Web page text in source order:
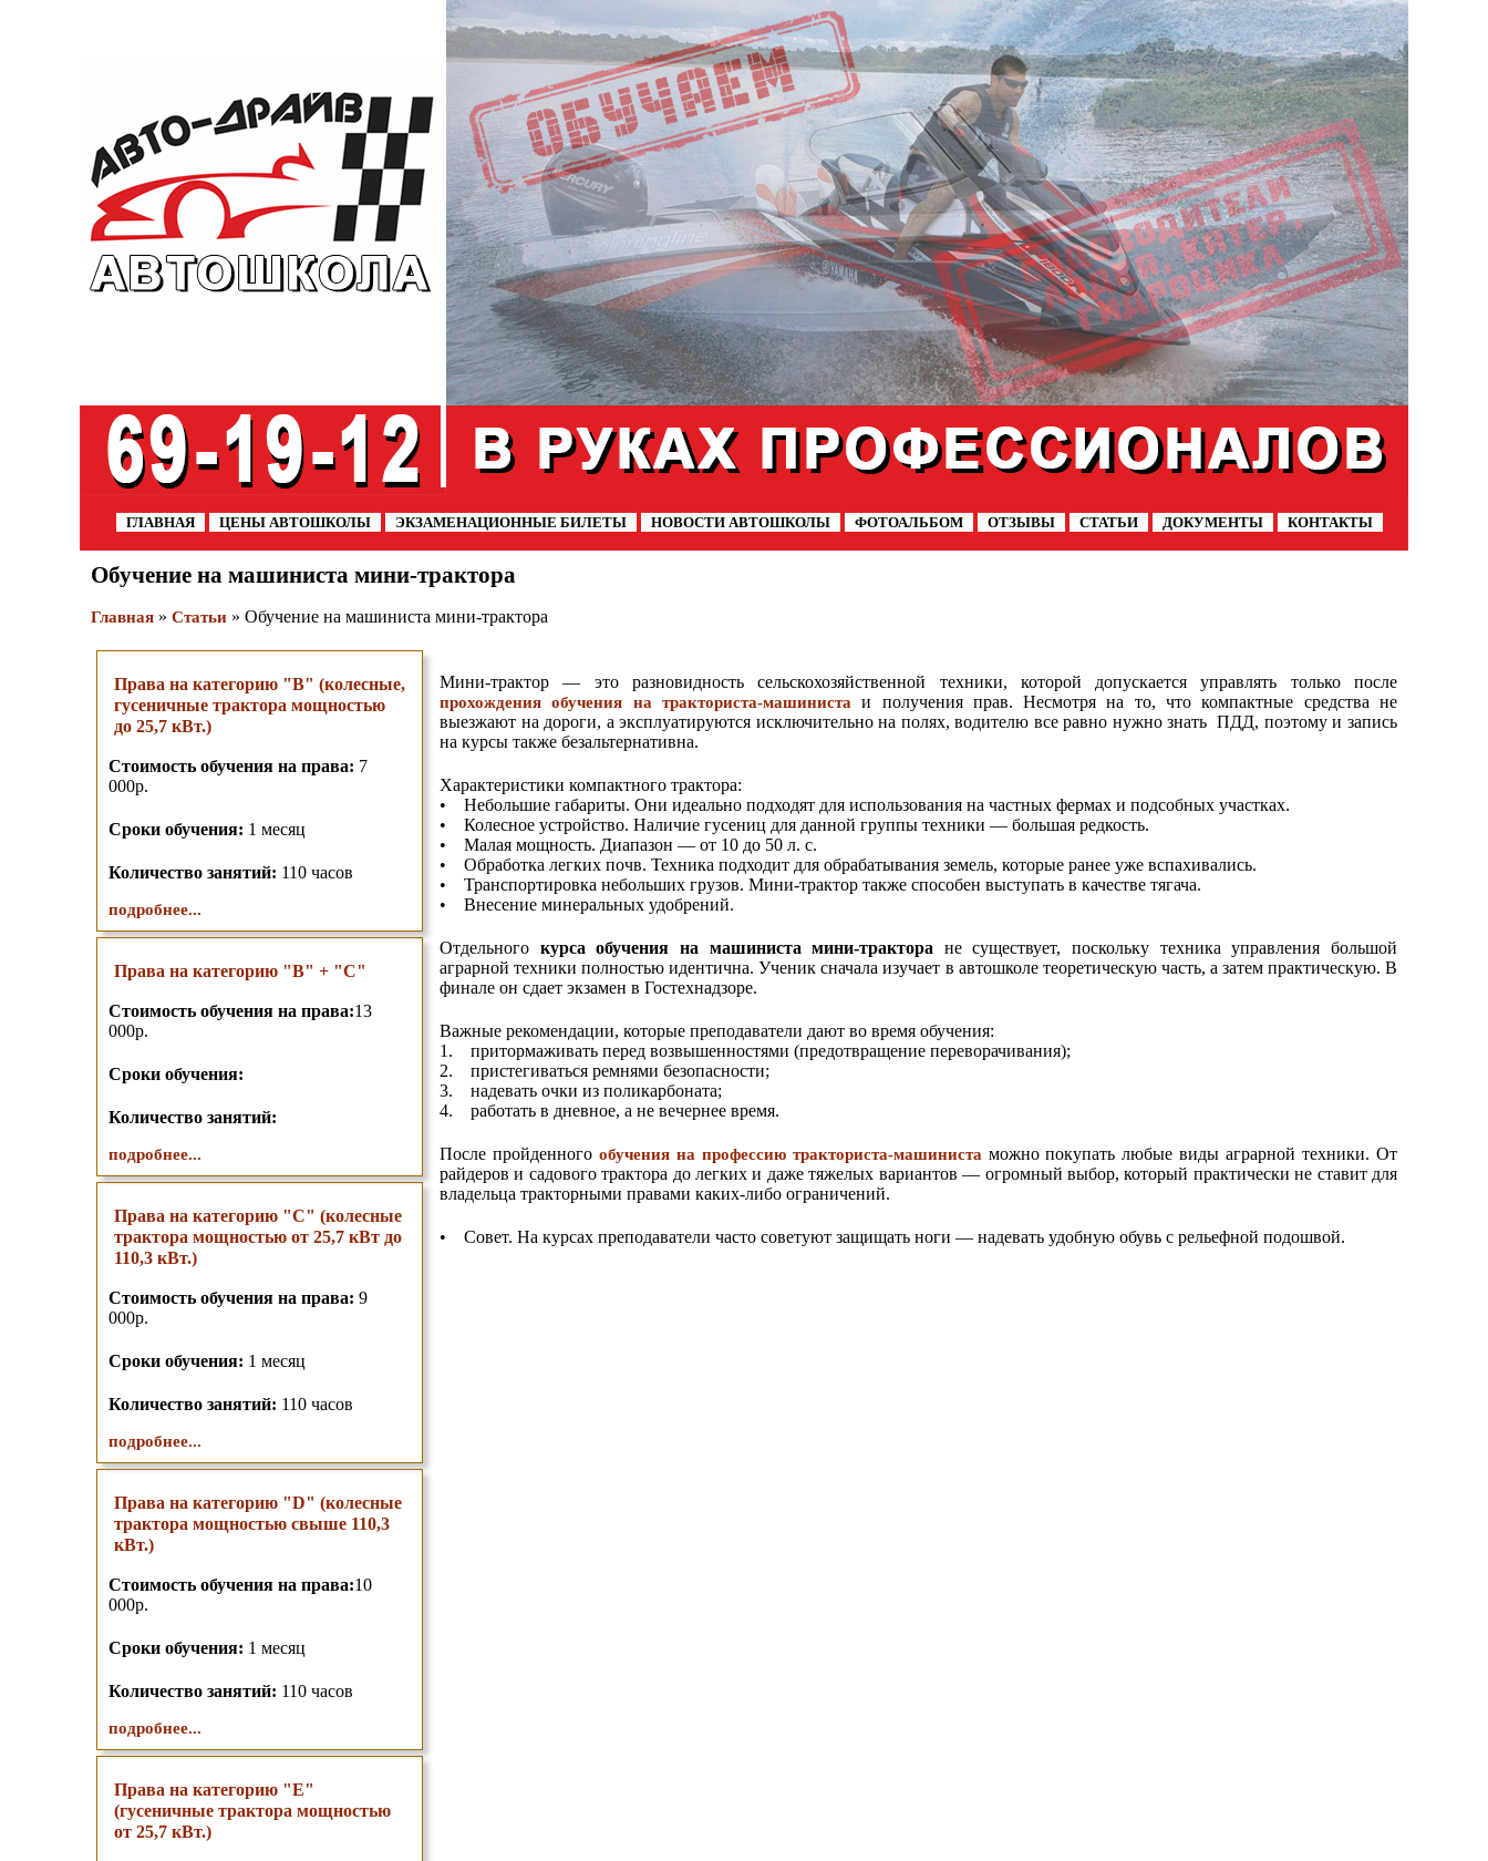
ГЛАВНАЯ ЦЕНЫ АВТОШКОЛЫ ЭКЗАМЕНАЦИОННЫЕ БИЛЕТЫ НОВОСТИ АВТОШКОЛЫ ФОТОАЛЬБОМ ОТЗЫВЫ СТАТЬИ ДОКУМЕНТЫ КОНТАКТЫ
Обучение на машиниста мини-трактора
Главная » Статьи » Обучение на машиниста мини-трактора
Права на категорию "B" (колесные,
гусеничные трактора мощностью
до 25,7 кВт.)
Стоимость обучения на права: 7
000р.
Сроки обучения: 1 месяц
Количество занятий: 110 часов
подробнее...
Права на категорию "B" + "C"
Стоимость обучения на права:13
000р.
Сроки обучения:
Количество занятий:
подробнее...
Права на категорию "C" (колесные
трактора мощностью от 25,7 кВт до
110,3 кВт.)
Стоимость обучения на права: 9
000р.
Сроки обучения: 1 месяц
Количество занятий: 110 часов
подробнее...
Права на категорию "D" (колесные
трактора мощностью свыше 110,3
кВт.)
Стоимость обучения на права:10
000р.
Сроки обучения: 1 месяц
Количество занятий: 110 часов
подробнее...
Права на категорию "E"
(гусеничные трактора мощностью
от 25,7 кВт.)
Мини-трактор — это разновидность сельскохозяйственной техники, которой допускается управлять только после
прохождения обучения на тракториста-машиниста и получения прав. Несмотря на то, что компактные средства не
выезжают на дороги, а эксплуатируются исключительно на полях, водителю все равно нужно знать ПДД, поэтому и запись
на курсы также безальтернативна.
Характеристики компактного трактора:
• Небольшие габариты. Они идеально подходят для использования на частных фермах и подсобных участках.
• Колесное устройство. Наличие гусениц для данной группы техники — большая редкость.
• Малая мощность. Диапазон — от 10 до 50 л. с.
• Обработка легких почв. Техника подходит для обрабатывания земель, которые ранее уже вспахивались.
• Транспортировка небольших грузов. Мини-трактор также способен выступать в качестве тягача.
• Внесение минеральных удобрений.
Отдельного курса обучения на машиниста мини-трактора не существует, поскольку техника управления большой
аграрной техники полностью идентична. Ученик сначала изучает в автошколе теоретическую часть, а затем практическую. В
финале он сдает экзамен в Гостехнадзоре.
Важные рекомендации, которые преподаватели дают во время обучения:
1. притормаживать перед возвышенностями (предотвращение переворачивания);
2. пристегиваться ремнями безопасности;
3. надевать очки из поликарбоната;
4. работать в дневное, а не вечернее время.
После пройденного обучения на профессию тракториста-машиниста можно покупать любые виды аграрной техники. От
райдеров и садового трактора до легких и даже тяжелых вариантов — огромный выбор, который практически не ставит для
владельца тракторными правами каких-либо ограничений.
• Совет. На курсах преподаватели часто советуют защищать ноги — надевать удобную обувь с рельефной подошвой.